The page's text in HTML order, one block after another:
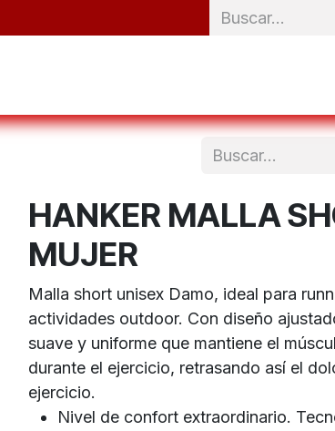
HANKER MALLA
MUJER
Malla short unisex Damo, ideal para
actividades outdoor. Con diseño
suave y uniforme que mantiene el
durante el ejercicio, retrasando así el
ejercicio.
Nivel de confort extraordinario.